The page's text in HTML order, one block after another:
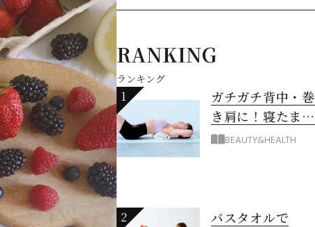
RANKING
ランキング
1
ガチガチ背中・巻
き肩に！寝たまま
バスタオル「おう
BEAUTY&HEALTH
2
バスタオルで